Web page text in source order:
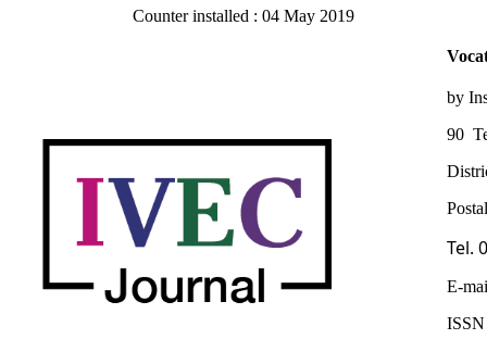
Counter installed : 04 May 2019
by
90
Tel.
E-